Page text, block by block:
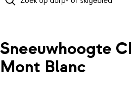
Sneeuwhoogte
Mont Blanc